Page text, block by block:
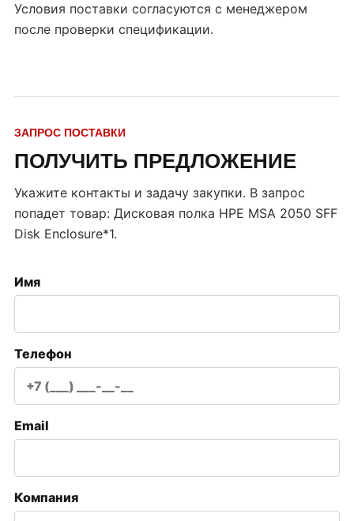
Условия поставки согласуются с менеджером
после проверки спецификации.
ЗАПРОС ПОСТАВКИ
ПОЛУЧИТЬ ПРЕДЛОЖЕНИЕ
Укажите контакты и задачу закупки. В запрос
попадет товар: Дисковая полка HPE MSA 2050 SFF
Disk Enclosure*1.
Имя
Телефон
Email
Компания